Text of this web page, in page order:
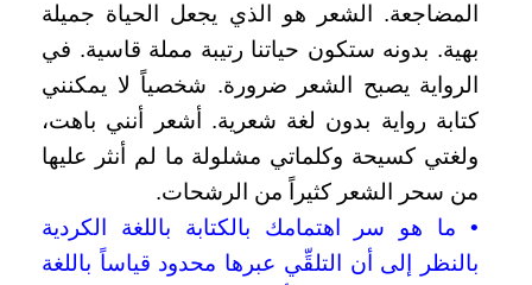
المضاجعة. الشعر هو الذي يجعل الحياة جميلة
بهية. بدونه ستكون حياتنا رتيبة مملة قاسية. في
الرواية يصبح الشعر ضرورة. شخصياً لا يمكنني
كتابة رواية بدون لغة شعرية. أشعر أنني باهت،
ولغتي كسيحة وكلماتي مشلولة ما لم أنثر عليها
من سحر الشعر كثيراً من الرشحات.
• ما هو سر اهتمامك بالكتابة باللغة الكردية
بالنظر إلى أن التلقِّي عبرها محدود قياساً باللغة